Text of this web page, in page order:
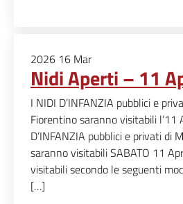
2026 16 Mar
Nidi Aperti – 11
I NIDI D’INFANZIA pubblici e
Fiorentino saranno visitabili l’11
D’INFANZIA pubblici e privati di
saranno visitabili SABATO 11
visitabili secondo le seguenti
[…]